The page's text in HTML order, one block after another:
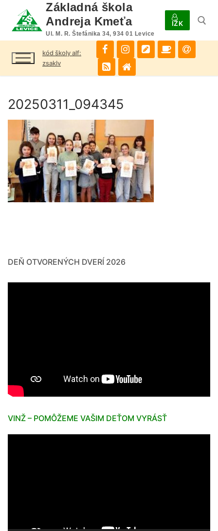
obsah
Základná škola
Andreja Kmeťa
Ul. M. R. Štefánika 34, 934 01 Levice
IŽK
Hľadať:
kód školy alf:
zsaklv
20250311_094345
DEŇ OTVORENÝCH DVERÍ 2026
VINŽ – POMÔŽEME VAŠIM DEŤOM VYRÁSŤ